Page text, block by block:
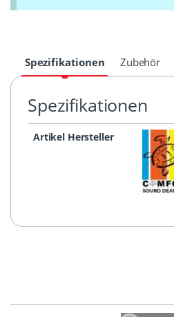
Spezifikationen Zubehör
Spezifikationen
Artikel Hersteller